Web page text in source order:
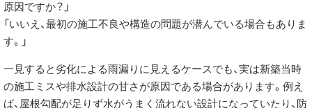
原因ですか？」
「いいえ、最初の施工不良や構造の問題が潜んでいる場合もありま
す。」
一見すると劣化による雨漏りに見えるケースでも、実は新築当時
の施工ミスや排水設計の甘さが原因である場合があります。例え
ば、屋根勾配が足りず水がうまく流れない設計になっていたり、防